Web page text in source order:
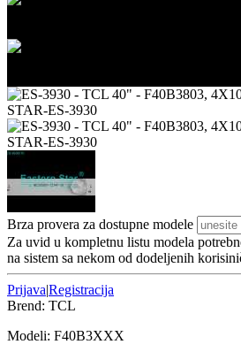
Brza provera za dostupne modele
Za uvid u kompletnu listu modela
na sistem sa nekom od dodeljenih
Prijava|Registracija
Brend: TCL
Modeli: F40B3XXX